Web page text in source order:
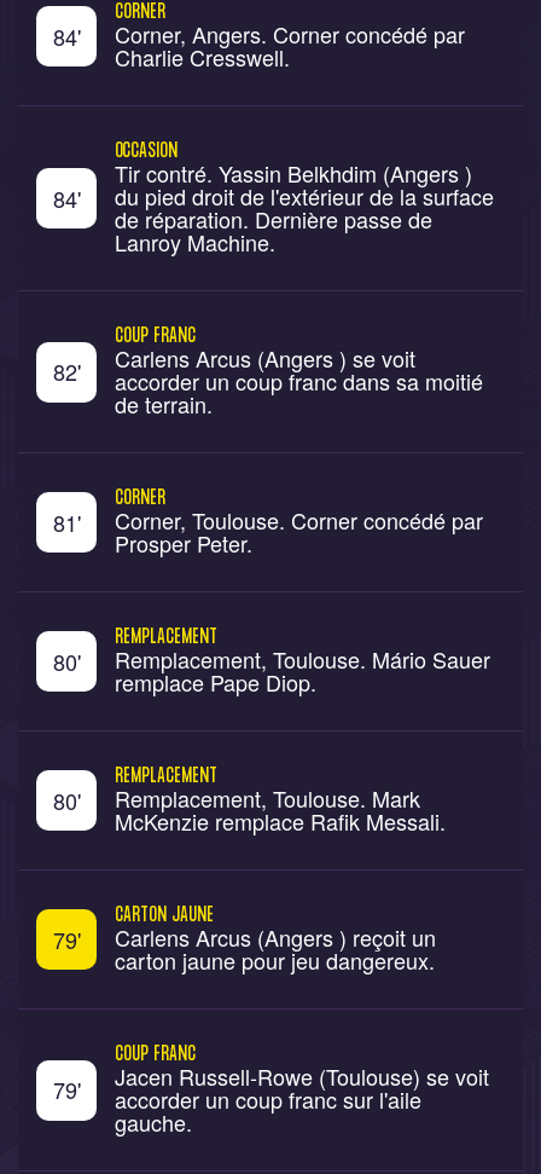
84'
CORNER
Corner, Angers. Corner concédé par
Charlie Cresswell.
84'
OCCASION
Tir contré. Yassin Belkhdim (Angers )
du pied droit de l'extérieur de la surface
de réparation. Dernière passe de
Lanroy Machine.
82'
COUP FRANC
Carlens Arcus (Angers ) se voit
accorder un coup franc dans sa moitié
de terrain.
81'
CORNER
Corner, Toulouse. Corner concédé par
Prosper Peter.
80'
REMPLACEMENT
Remplacement, Toulouse. Mário Sauer
remplace Pape Diop.
80'
REMPLACEMENT
Remplacement, Toulouse. Mark
McKenzie remplace Rafik Messali.
79'
CARTON JAUNE
Carlens Arcus (Angers ) reçoit un
carton jaune pour jeu dangereux.
79'
COUP FRANC
Jacen Russell-Rowe (Toulouse) se voit
accorder un coup franc sur l'aile
gauche.